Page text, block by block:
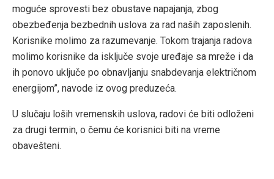
moguće sprovesti bez obustave napajanja, zbog
obezbeđenja bezbednih uslova za rad naših zaposlenih.
Korisnike molimo za razumevanje. Tokom trajanja radova
molimo korisnike da isključe svoje uređaje sa mreže i da
ih ponovo uključe po obnavljanju snabdevanja električnom
energijom”, navode iz ovog preduzeća.
U slučaju loših vremenskih uslova, radovi će biti odloženi
za drugi termin, o čemu će korisnici biti na vreme
obavešteni.